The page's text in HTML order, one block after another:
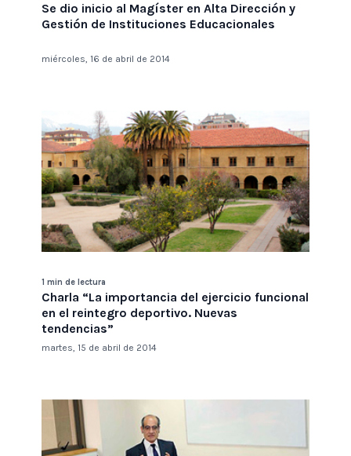
Se dio inicio al Magíster en Alta Dirección y
Gestión de Instituciones Educacionales
miércoles, 16 de abril de 2014
1 min de lectura
Charla “La importancia del ejercicio funcional
en el reintegro deportivo. Nuevas
tendencias”
martes, 15 de abril de 2014